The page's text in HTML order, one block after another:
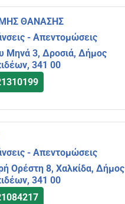
ΘΑΝΑΣΗΣ
- Απεντομώσεις
Μηνά 3, Δροσιά, Δήμος
341 00
- Απεντομώσεις
Ορέστη 8, Χαλκίδα, Δήμος
341 00